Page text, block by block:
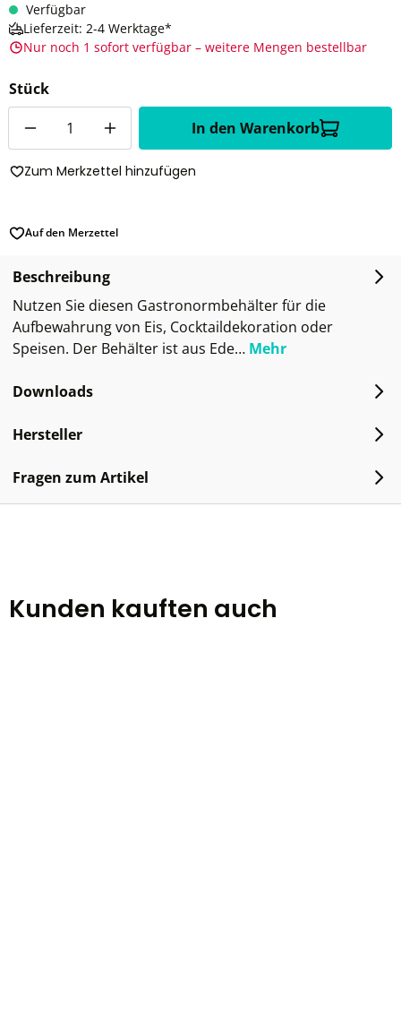
Verfügbar
Lieferzeit: 2-4 Werktage*
Nur noch 1 sofort verfügbar – weitere Mengen bestellbar
Stück
In den Warenkorb
Zum Merkzettel hinzufügen
Auf den Merzettel
Beschreibung
Nutzen Sie diesen Gastronormbehälter für die
Aufbewahrung von Eis, Cocktaildekoration oder
Speisen. Der Behälter ist aus Ede… Mehr
Downloads
Hersteller
Fragen zum Artikel
Kunden kauften auch